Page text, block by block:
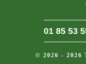
01 85 53
© 2026 - 2026